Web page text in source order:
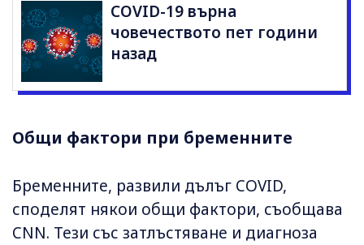
COVID-19 върна
човечеството пет години
назад
Общи фактори при бременните
Бременните, развили дълъг COVID,
споделят някои общи фактори, съобщава
CNN. Тези със затлъстяване и диагноза